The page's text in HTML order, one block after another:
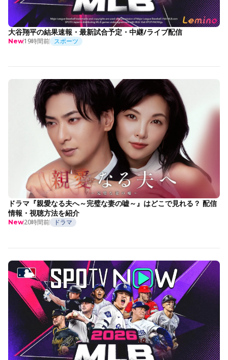
大谷翔平の結果速報・最新試合予定・中継/ライブ配信
New19時間前 スポーツ
ドラマ『親愛なる夫へ～完璧な妻の嘘～』はどこで見れる？ 配信
情報・視聴方法を紹介
New20時間前 ドラマ